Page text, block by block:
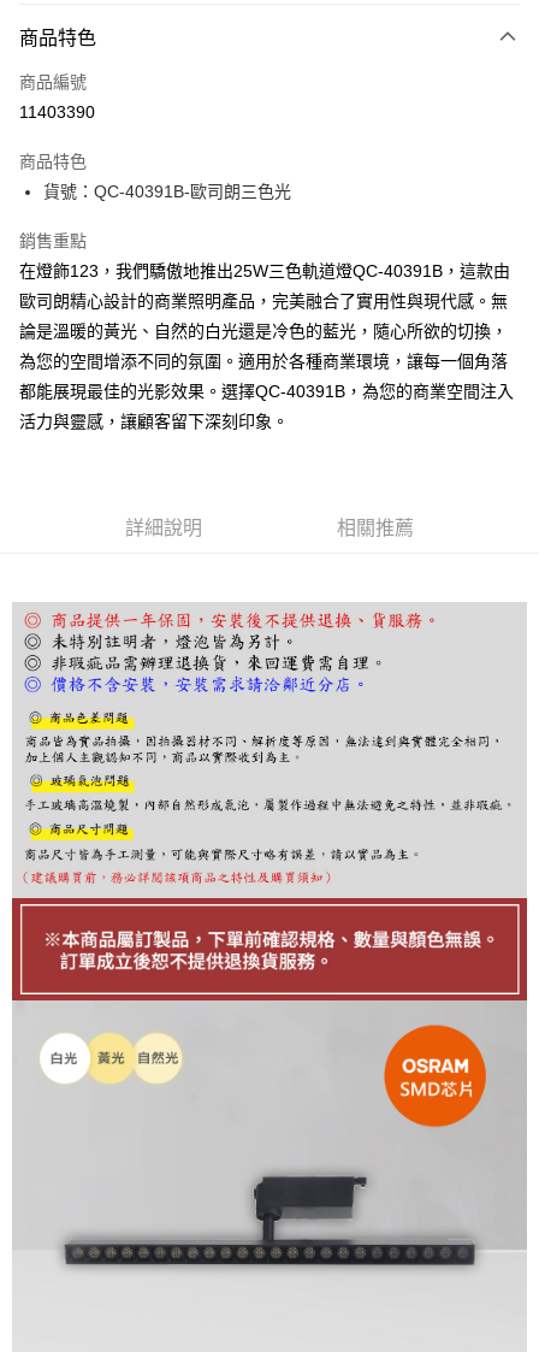
信用卡一次付款
LINE Pay
街口支付
悠遊付
Google Pay
全盈+PAY
AFTEE先享後付
相關說明
【關於「AFTEE先享後付」】
３．安心：先確認商品／服務後，再付款。
結帳頁面，進行簡訊認證並確認金額後，即可完成結帳。
２．訂單成立數日內，您將收到繳費通知簡訊。
３．收到繳費通知簡訊後14天內，點擊此簡訊中的連結，可透過四大超商／
ATM／網路銀行／等多元方式進行付款，方視為交易完成。
購買商品的店家。未經商家同意取消之訂單仍視為有效，需透過AFTEE先享
後付繳納相關費用。
※ 交易是否成功請以「AFTEE先享後付 」之結帳頁面顯示為準，若有關於
是否繳費成功／繳費後需取消欲退款等相關疑問，請聯繫「AFTEE先享後付
客戶支援中心」 https://netprotections.freshdesk.com/support/home
【注意事項】
１．透過由恩沛科技股份有限公司提供之「AFTEE先享後付」服務完成之交
易，需依本服務之必要範圍內提供個人資料，並將交易相關給付款項請求債
２．關於個人資料處理事宜，請瀏覽以下網址：
https://aftee.tw/terms/#terms3
「AFTEE先享後付」，若未經同意申辦者引起之損失，本公司不負相關責
４．使用「AFTEE先享後付」時，將依據個別帳號之用戶狀況，依本公司即
時審查核予不同之上限額度；若仍有額度不足之情形，本公司將視審查結果
５．嚴禁一人註冊多個帳號或使用他人資訊註冊。若發現惡意使用之情形，
商品特色
商品編號
11403390
商品特色
貨號：QC-40391B-歐司朗三色光
銷售重點
在燈飾123，我們驕傲地推出25W三色軌道燈QC-40391B，這款由
歐司朗精心設計的商業照明產品，完美融合了實用性與現代感。無
論是溫暖的黃光、自然的白光還是冷色的藍光，隨心所欲的切換，
為您的空間增添不同的氛圍。適用於各種商業環境，讓每一個角落
都能展現最佳的光影效果。選擇QC-40391B，為您的商業空間注入
活力與靈感，讓顧客留下深刻印象。
詳細說明 相關推薦